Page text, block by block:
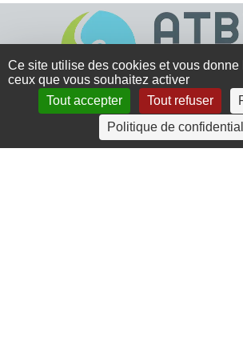
4 rue Crec’h-Ugen
22810 Belle Isle en Terre
Ce site utilise des cookies et vous donne
ceux que vous souhaitez activer
Tout accepter
Tout refuser
Politique de